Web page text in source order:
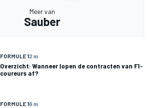
Meer van
Sauber
FORMULE 12 m
Overzicht: Wanneer lopen de contracten van F1-
coureurs af?
FORMULE 16 m